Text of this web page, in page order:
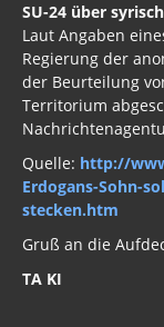
SU-24 über
Laut Angaben
Regierung der
der Beurteilung
Territorium
Quelle: http://
Erdogans-Sohn-
stecken.htm
Gruß an die
TA KI